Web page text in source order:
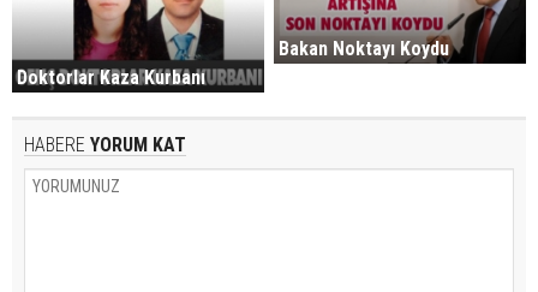
Doktorlar Kaza Kurbanı
Bakan Noktayı Koydu
HABERE YORUM KAT